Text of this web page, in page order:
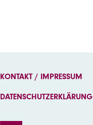
KONTAKT / IMPRESSUM
DATENSCHUTZERKLÄRUNG